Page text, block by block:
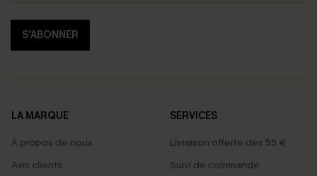
S'ABONNER
LA MARQUE
À propos de nous
Avis clients
SERVICES
Livraison offerte dès 55 €
Suivi de commande